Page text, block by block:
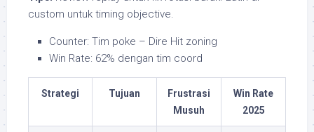
custom untuk timing objective.
Counter: Tim poke – Dire Hit zoning
Win Rate: 62% dengan tim coord
Strategi Tujuan
Frustrasi
Musuh
Win Rate
2025